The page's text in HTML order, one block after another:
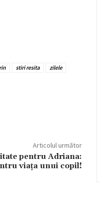
stiri resita
zilele
Articolul următor
pentru Adriana:
viața unui copil!